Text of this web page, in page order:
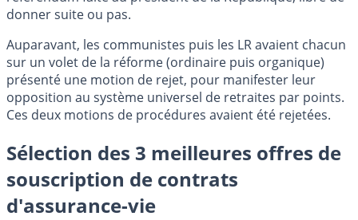
donner suite ou pas.
Auparavant, les communistes puis les LR avaient chacun
sur un volet de la réforme (ordinaire puis organique)
présenté une motion de rejet, pour manifester leur
opposition au système universel de retraites par points.
Ces deux motions de procédures avaient été rejetées.
Sélection des 3 meilleures offres de
souscription de contrats
d'assurance-vie